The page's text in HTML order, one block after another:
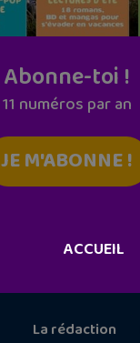
Abonne-toi !
11 numéros par an
JE M'ABONNE !
ACCUEIL
La rédaction